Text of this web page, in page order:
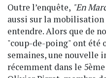
Outre l’enquête, "En
aussi sur la mobilisation
entendre. Alors que de
"coup-de-poing" ont été
semaines, une nouvelle
récemment dans le